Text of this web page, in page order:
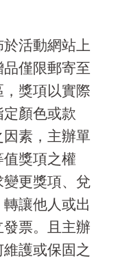
活動網站上
僅限郵寄至
獎項以實際
顏色或款
素，主辦單
獎項之權
更獎項、兌
讓他人或出
票。且主辦
護或保固之